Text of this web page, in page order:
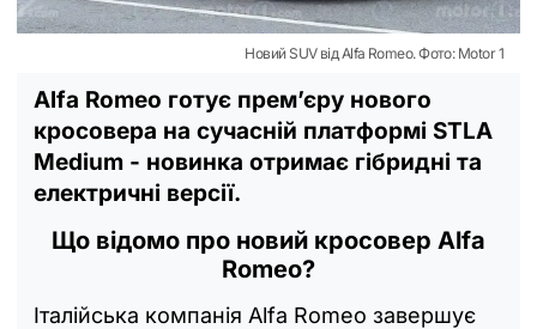
Новий SUV від Alfa Romeo. Фото: Motor 1
Alfa Romeo готує прем’єру нового
кросовера на сучасній платформі STLA
Medium - новинка отримає гібридні та
електричні версії.
Що відомо про новий кросовер Alfa
Romeo?
Італійська компанія Alfa Romeo завершує